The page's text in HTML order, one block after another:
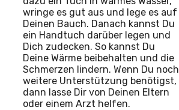
wringe es gut aus und lege es auf
Deinen Bauch. Danach kannst Du
ein Handtuch darüber legen und
Dich zudecken. So kannst Du
Deine Wärme beibehalten und die
Schmerzen lindern. Wenn Du noch
weitere Unterstützung benötigst,
dann lasse Dir von Deinen Eltern
oder einem Arzt helfen.